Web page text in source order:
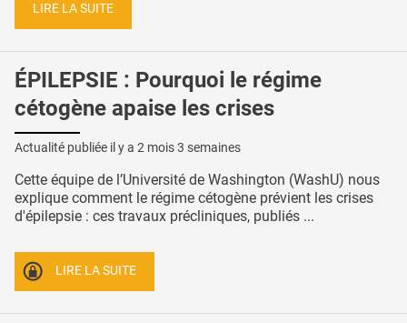
LIRE LA SUITE
ÉPILEPSIE : Pourquoi le régime
cétogène apaise les crises
Actualité publiée il y a 2 mois 3 semaines
Cette équipe de l’Université de Washington (WashU) nous
explique comment le régime cétogène prévient les crises
d'épilepsie : ces travaux précliniques, publiés ...
LIRE LA SUITE